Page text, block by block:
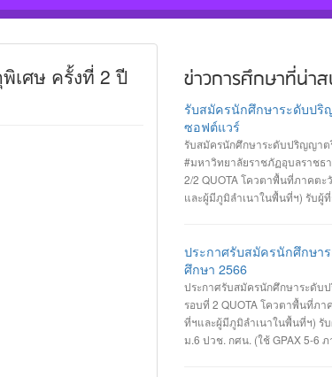
เศษ ครั้งที่ 2 ปี ข่าวการศึกษาที่น่าส
รับสมัครนักศึกษาระดับปริ
ซอฟต์แวร์
รับสมัครนักศึกษาระดับปริญญา
#มหาวิทยาลัยราชภัฏอุบลราชธ
2/2 QUOTA โควตาพื้นที่ภาคตะ
และผู้มีภูมิลำเนาในพื้นที่ฯ) รับผู้
https://admission.ubru.ac.th/
สมัคร https://
ประกาศรับสมัครนักศึกษา
ศึกษา 2566
ประกาศรับสมัครนักศึกษาระดับ
รอบที่ 2 QUOTA โควตาพื้นที่ภา
ที่ฯและผู้มีภูมิลำเนาในพื้นที่ฯ) รั
ม.6 ปวช. กศน. (ใช้ GPAX 5-6